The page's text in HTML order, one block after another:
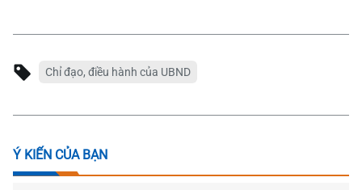
Chỉ đạo, điều hành của UBND
Ý KIẾN CỦA BẠN